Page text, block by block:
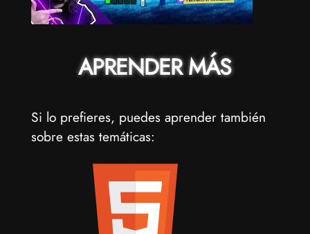
APRENDER MÁS
Si lo prefieres, puedes aprender también
sobre estas temáticas: